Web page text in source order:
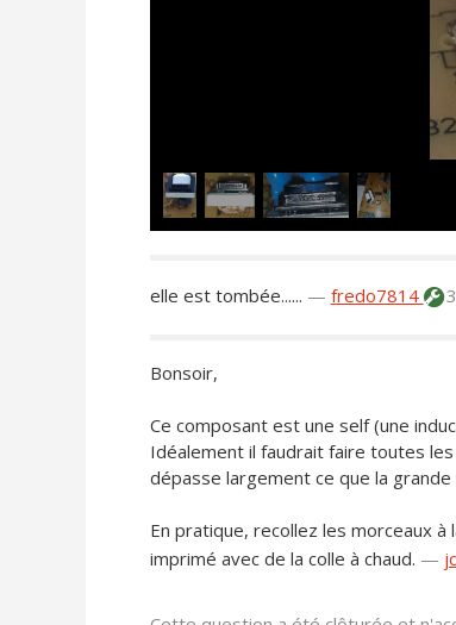
elle est tombée...... — fredo7814
Bonsoir,
Ce composant est une self (une
Idéalement il faudrait faire toutes
dépasse largement ce que la
En pratique, recollez les morceaux
imprimé avec de la colle à chaud. —